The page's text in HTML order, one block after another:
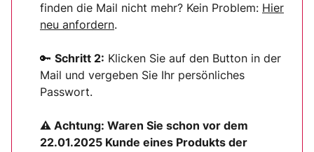
finden die Mail nicht mehr? Kein Problem: Hier
neu anfordern.
🔑 Schritt 2: Klicken Sie auf den Button in der
Mail und vergeben Sie Ihr persönliches
Passwort.
⚠ Achtung: Waren Sie schon vor dem
22.01.2025 Kunde eines Produkts der